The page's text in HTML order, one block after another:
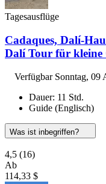
Tagesausflüge
Cadaques, Dalí-
Dalí Tour für kleine
Verfügbar Sonntag, 09
Dauer: 11 Std.
Guide (Englisch)
Was ist inbegriffen?
4,5 (16)
Ab
114,33 $